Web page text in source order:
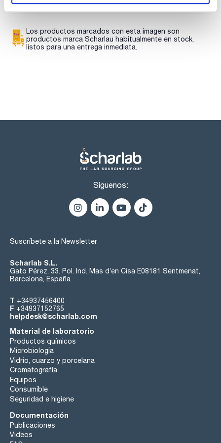
+ 10,6 °
pH (5 %, H2O): 3,0 - 5,0
amonio (NH4): max. 200 ppm
hierro (Fe): max. 10 ppm
Los productos marcados con esta imagen son
productos marca Scharlau habitualmente en stock,
listos para una entrega inmediata.
Síguenos:
Suscríbete a la Newsletter
Scharlab S.L.
Gato Pérez, 33. Pol. Ind. Mas d’en Cisa E08181 Sentmenat,
Barcelona, España
T +34937456400
F +34937152765
helpdesk@scharlab.com
Material de laboratorio
Productos químicos
Microbiología
Vidrio, cuarzo y porcelana
Cromatografía
Equipos
Consumible
Seguridad e higiene
Documentación
Publicaciones
Videos